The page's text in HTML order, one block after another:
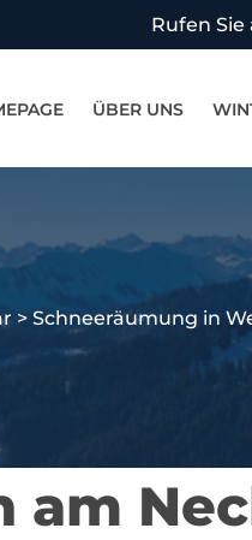
Rufen Sie
ÜBER UNS
> Schneeräumung in
am